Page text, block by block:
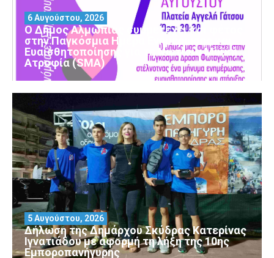
Ο Δήμος Αλμωπίας συμμετέχει και φέτος
στην Παγκόσμια Ημέρα Ενημέρωσης και
Ευαισθητοποίησης για τη Νωτιαία Μυϊκή
Ατροφία (SMA)
6 Αυγούστου, 2026
Δήλωση της Δημάρχου Σκύδρας Κατερίνας
Ιγνατιάδου με αφορμή τη λήξη της 10ης
Εμποροπανήγυρης
5 Αυγούστου, 2026